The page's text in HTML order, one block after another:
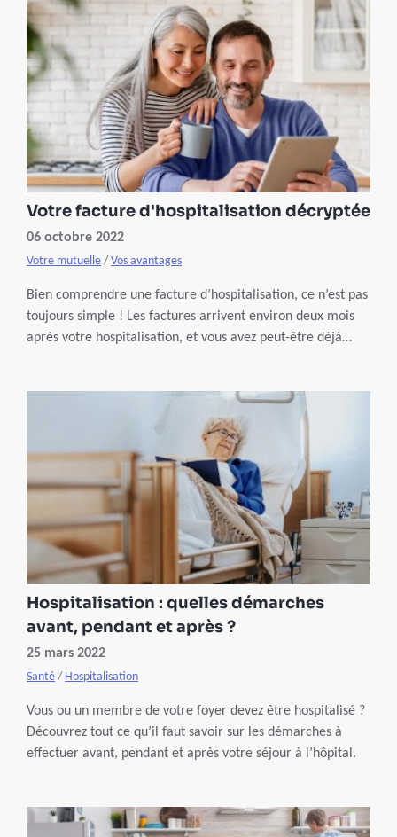
Votre facture d'hospitalisation décryptée
06 octobre 2022
Votre mutuelle / Vos avantages
Bien comprendre une facture d’hospitalisation, ce n’est pas
toujours simple ! Les factures arrivent environ deux mois
après votre hospitalisation, et vous avez peut-être déjà
votre hospitalisation vous a coûté et pourquoi.
Hospitalisation : quelles démarches
avant, pendant et après ?
25 mars 2022
Santé / Hospitalisation
Vous ou un membre de votre foyer devez être hospitalisé ?
Découvrez tout ce qu’il faut savoir sur les démarches à
effectuer avant, pendant et après votre séjour à l’hôpital.